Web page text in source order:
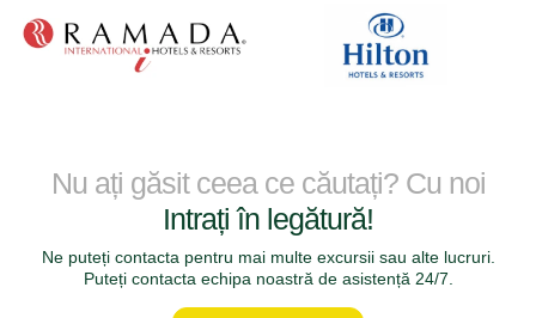
Nu ați găsit ceea ce căutați? Cu noi
Intrați în legătură!
Ne puteți contacta pentru mai multe excursii sau alte lucruri.
Puteți contacta echipa noastră de asistență 24/7.